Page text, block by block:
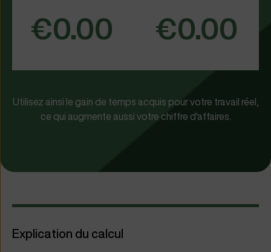
€0.00 €0.00
Utilisez ainsi le gain de temps acquis pour votre travail réel,
ce qui augmente aussivotre chiffre d'affaires.
Explication du calcul